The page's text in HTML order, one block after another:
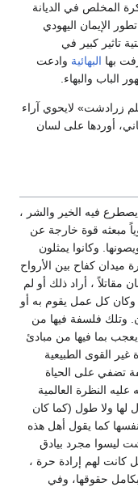
المخلص في الديانة
الإيمان اليهودي
تاثير كبير في
بها البهائية وادعت
الباب والبهاء.
زرادشت» لايحوي آراء
أوردها على لسان
فيه الخير والشر ،
مبعثه قوة خارجة عن
وكانوا يمثلون
ميدان كفاح بين الأرواح
مقاتلاً ، أراد ذلك أو لم
كل عمل يقوم به أو
وتلك فلسفة فيها من
يعجب بما فيها من مبادئ
القوى الطبيعية
تضفي على الحياة
النظرة العالمية
لها ولا طول (كما كان
كما يقول أهل هذه
ليسوا مجرد بيادق
كانت لهم إرادة حرة ،
حقوقها، وفي